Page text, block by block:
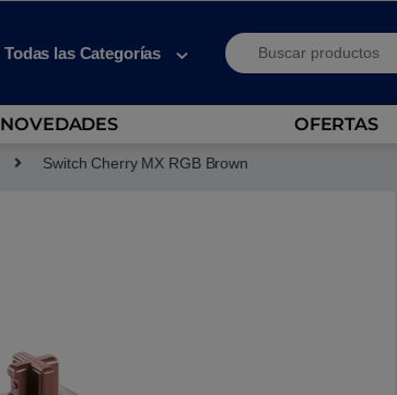
Todas las Categorías
Search for:
NOVEDADES OFERTAS
Switch Cherry MX RGB Brown